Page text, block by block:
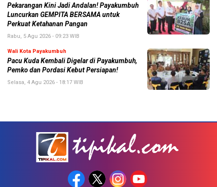
Pekarangan Kini Jadi Andalan! Payakumbuh
Luncurkan GEMPITA BERSAMA untuk
Perkuat Ketahanan Pangan
Rabu, 5 Agu 2026 - 09:23 WIB
Wali Kota Payakumbuh
Pacu Kuda Kembali Digelar di Payakumbuh,
Pemko dan Pordasi Kebut Persiapan!
Selasa, 4 Agu 2026 - 18:17 WIB